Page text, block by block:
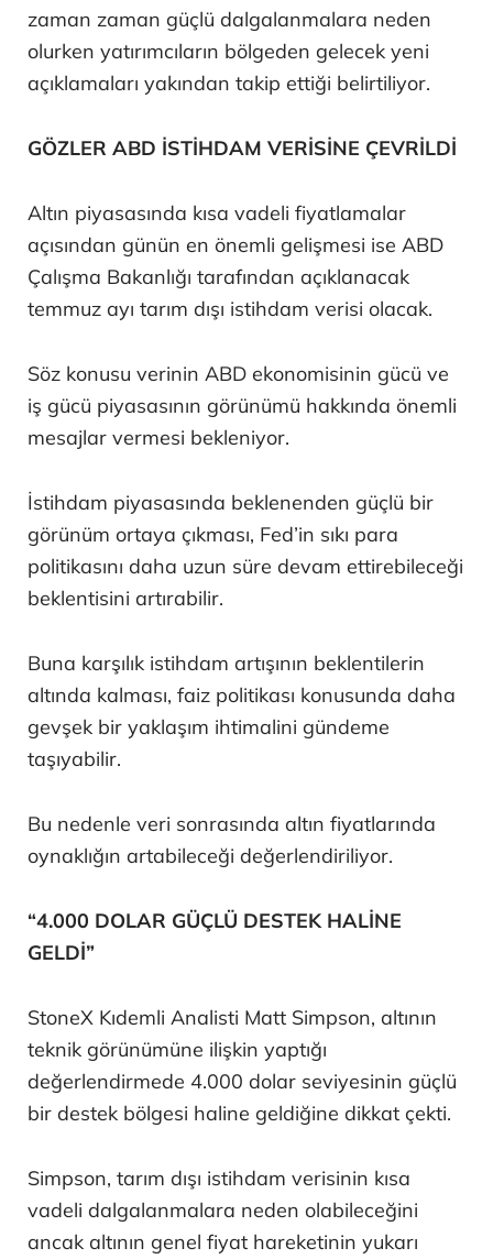
zaman zaman güçlü dalgalanmalara neden
olurken yatırımcıların bölgeden gelecek yeni
açıklamaları yakından takip ettiği belirtiliyor.
GÖZLER ABD İSTİHDAM VERİSİNE ÇEVRİLDİ
Altın piyasasında kısa vadeli fiyatlamalar
açısından günün en önemli gelişmesi ise ABD
Çalışma Bakanlığı tarafından açıklanacak
temmuz ayı tarım dışı istihdam verisi olacak.
Söz konusu verinin ABD ekonomisinin gücü ve
iş gücü piyasasının görünümü hakkında önemli
mesajlar vermesi bekleniyor.
İstihdam piyasasında beklenenden güçlü bir
görünüm ortaya çıkması, Fed’in sıkı para
politikasını daha uzun süre devam ettirebileceği
beklentisini artırabilir.
Buna karşılık istihdam artışının beklentilerin
altında kalması, faiz politikası konusunda daha
gevşek bir yaklaşım ihtimalini gündeme
taşıyabilir.
Bu nedenle veri sonrasında altın fiyatlarında
oynaklığın artabileceği değerlendiriliyor.
“4.000 DOLAR GÜÇLÜ DESTEK HALİNE
GELDİ”
StoneX Kıdemli Analisti Matt Simpson, altının
teknik görünümüne ilişkin yaptığı
değerlendirmede 4.000 dolar seviyesinin güçlü
bir destek bölgesi haline geldiğine dikkat çekti.
Simpson, tarım dışı istihdam verisinin kısa
vadeli dalgalanmalara neden olabileceğini
ancak altının genel fiyat hareketinin yukarı